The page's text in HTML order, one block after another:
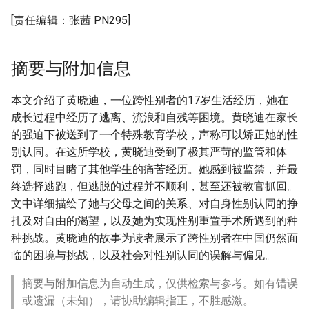
[责任编辑：张茜 PN295]
摘要与附加信息
本文介绍了黄晓迪，一位跨性别者的17岁生活经历，她在
成长过程中经历了逃离、流浪和自残等困境。黄晓迪在家长
的强迫下被送到了一个特殊教育学校，声称可以矫正她的性
别认同。在这所学校，黄晓迪受到了极其严苛的监管和体
罚，同时目睹了其他学生的痛苦经历。她感到被监禁，并最
终选择逃跑，但逃脱的过程并不顺利，甚至还被教官抓回。
文中详细描绘了她与父母之间的关系、对自身性别认同的挣
扎及对自由的渴望，以及她为实现性别重置手术所遇到的种
种挑战。黄晓迪的故事为读者展示了跨性别者在中国仍然面
临的困境与挑战，以及社会对性别认同的误解与偏见。
摘要与附加信息为自动生成，仅供检索与参考。如有错误
或遗漏（未知），请协助编辑指正，不胜感激。